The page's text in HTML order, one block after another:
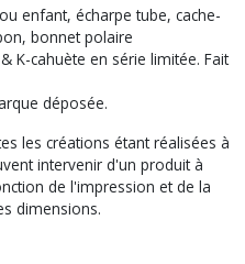
enfant, écharpe tube, cache-
bonnet polaire
K-cahuète en série limitée. Fait
déposée.
les créations étant réalisées à
intervenir d'un produit à
de l'impression et de la
dimensions.